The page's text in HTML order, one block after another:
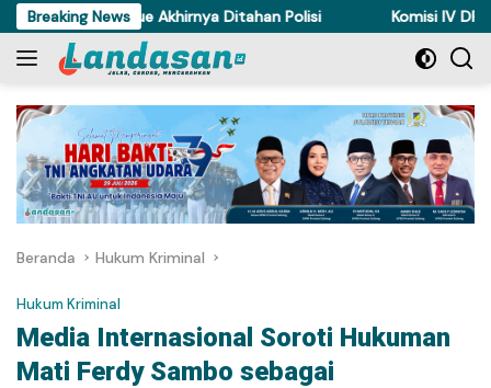
Langsung
ke
konten
Breaking News
Ayam di Torue Akhirnya Ditahan Polisi Komisi IV DPRD
Beranda Hukum Kriminal
Hukum Kriminal
Media Internasional Soroti Hukuman
Mati Ferdy Sambo sebagai